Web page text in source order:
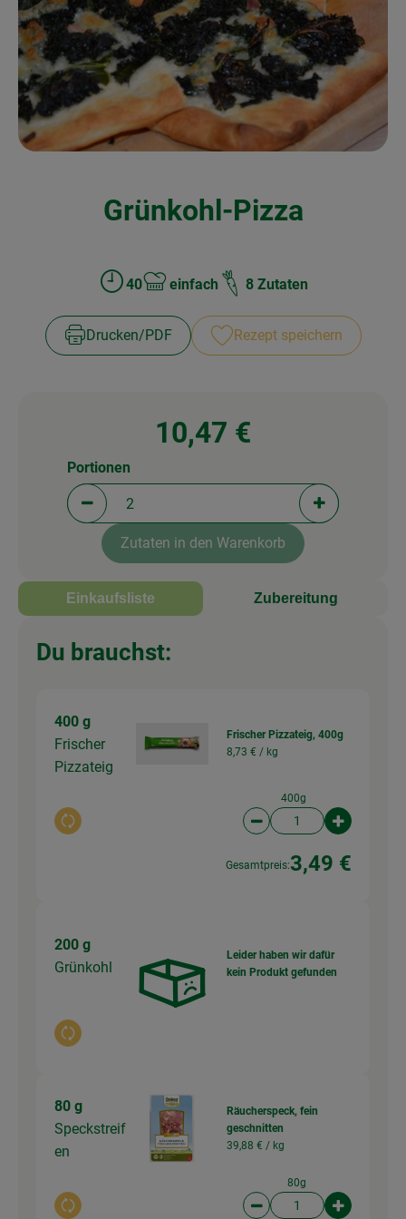
Kochen & Backen
Naturkost
Drogerie
Veranstaltungen
Grünkohl-Pizza
Zubreitungszeit:
40
Schwierigkeit:
einfach 8 Zutaten
Drucken​/​PDF Rezept speichern
10,47 €
Portionen verringern (aktuell 2 Portionen
Portionen
Portionen
Zutaten in den Warenkorb
Einkaufsliste Zubereitung
Du brauchst:
400 g
Frischer
Pizzateig
Auswahl ändern
Frischer Pizzateig, 400g
8,73 € / kg
400g
Artikelanzahl
Gesamtpreis:3,49 €
200 g
Grünkohl
Auswahl ändern
Leider haben wir dafür
kein Produkt gefunden
80 g
Speckstreif
en
Auswahl ändern
Räucherspeck, fein
geschnitten
39,88 € / kg
80g
Artikelanzahl